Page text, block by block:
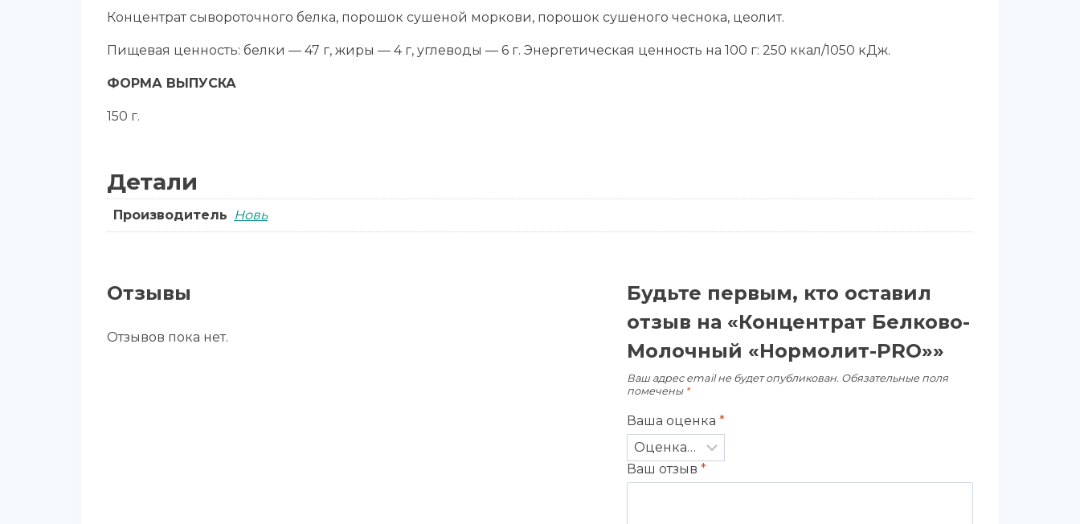
Концентрат сывороточного белка, порошок сушеной моркови, порошок сушеного чеснока, цеолит.
Пищевая ценность: белки — 47 г, жиры — 4 г, углеводы — 6 г. Энергетическая ценность на 100 г: 250 ккал/1050 кДж.
ФОРМА ВЫПУСКА
150 г.
Детали
Производитель Новь
Отзывы
Отзывов пока нет.
Будьте первым, кто оставил
отзыв на «Концентрат Белково-
Молочный «Нормолит-PRO»»
Ваш адрес email не будет опубликован. Обязательные поля
помечены *
Ваша оценка *
Ваш отзыв *